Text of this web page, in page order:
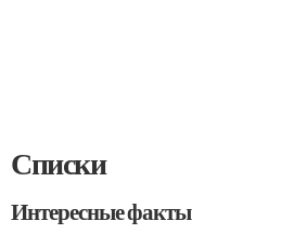
Списки
Интересные факты